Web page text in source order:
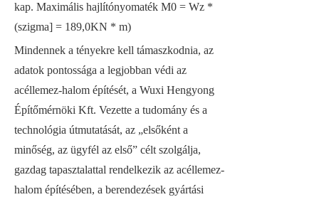
kap. Maximális hajlítónyomaték M0 = Wz *
(szigma] = 189,0KN * m)
Mindennek a tényekre kell támaszkodnia, az
adatok pontossága a legjobban védi az
acéllemez-halom építését, a Wuxi Hengyong
Építőmérnöki Kft. Vezette a tudomány és a
technológia útmutatását, az „elsőként a
minőség, az ügyfél az első” célt szolgálja,
gazdag tapasztalattal rendelkezik az acéllemez-
halom építésében, a berendezések gyártási